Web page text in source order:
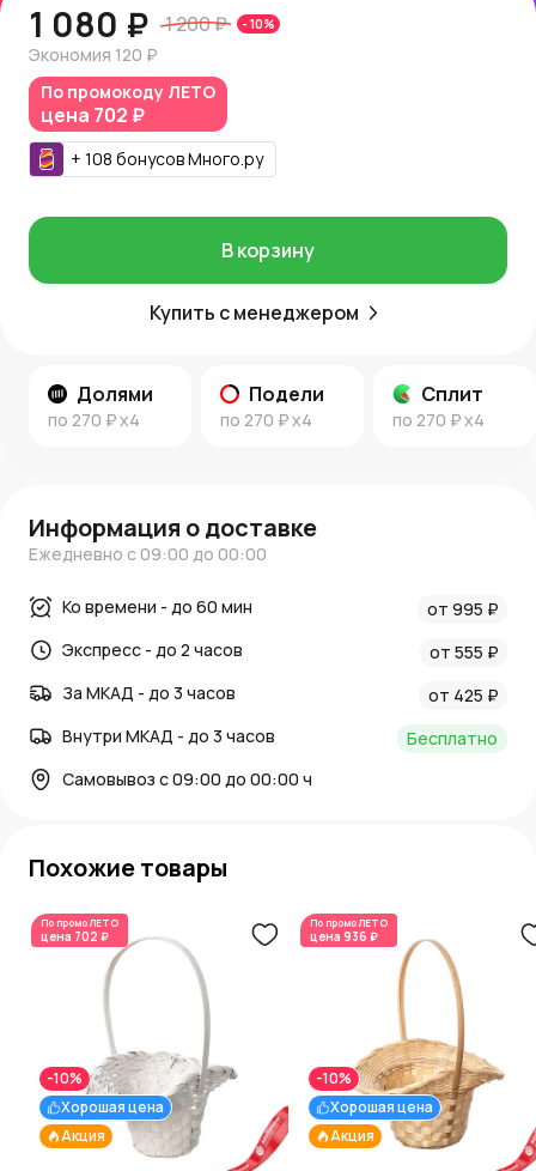
1 080 ₽ 1 200 ₽ - 10%
Экономия 120 ₽
По промокоду ЛЕТО
цена 702 ₽
+ 108 бонусовМного.ру
В корзину
Купить с менеджером
Долями
по 270 ₽x4
Подели
по 270 ₽x4
Сплит
по 270 ₽x4
Информация о доставке
Ежедневно с 09:00 до 00:00
Ко времени - до 60 мин
от 995 ₽
Экспресс - до 2 часов
от 555 ₽
За МКАД - до 3 часов
от 425 ₽
Внутри МКАД - до 3 часов
Бесплатно
Самовывоз с 09:00 до 00:00 ч
Похожие товары
По промоЛЕТО
цена 702 ₽
Акция
Хорошая цена
-10%
По промоЛЕТО
цена 936 ₽
Акция
Хорошая цена
-10%